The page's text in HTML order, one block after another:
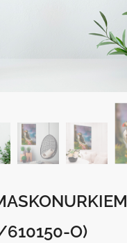
610150-O)